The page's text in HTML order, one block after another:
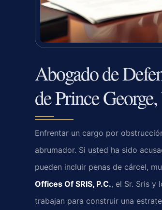
Abogado de
de Prince
Enfrentar un cargo por
abrumador. Si usted ha sido
pueden incluir penas de cárcel,
Offices Of SRIS, P.C., el Sr. Sris y
trabajan para construir una